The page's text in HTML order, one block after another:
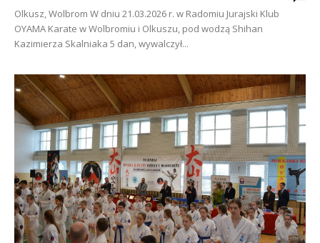
Olkusz, Wolbrom W dniu 21.03.2026 r. w Radomiu Jurajski Klub
OYAMA Karate w Wolbromiu i Olkuszu, pod wodzą Shihan
Kazimierza Skalniaka 5 dan, wywalczył...